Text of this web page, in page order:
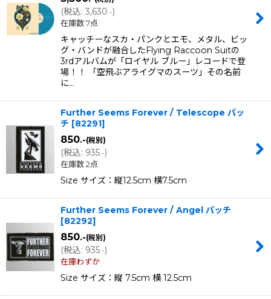
(税込: 3,630 .-)
在庫数 7点
キャッチーなスカ・パンクとエモ、メタル、ビッ
グ・バンドが融合したFlying Raccoon Suitの
3rdアルバムが「ロイヤル ブルー」レコードで登
場！！ 「空飛ぶアライグマのスーツ」その名前
に…
Further Seems Forever / Telescope パッ
チ [82291]
850.-(税別)
(税込: 935 .-)
在庫数 2点
Size サイズ：縦12.5cm 横7.5cm
Further Seems Forever / Angel パッチ
[82292]
850.-(税別)
(税込: 935 .-)
在庫わずか
Size サイズ：縦 7.5cm 横 12.5cm